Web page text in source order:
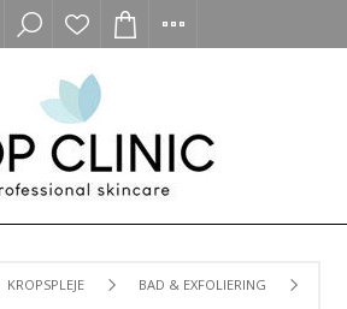
KROPSPLEJE BAD & EXFOLIERING